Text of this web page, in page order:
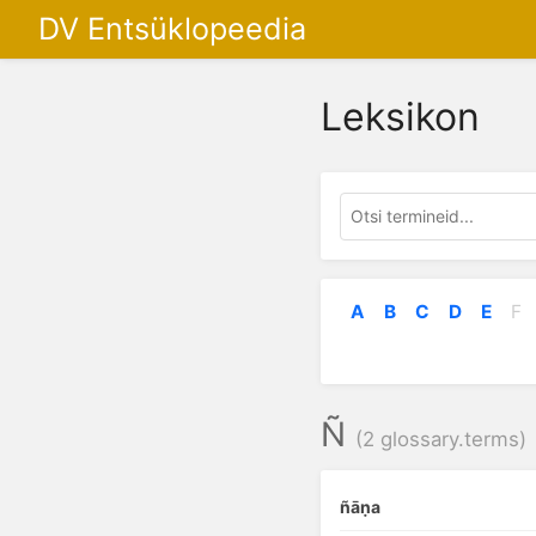
DV Entsüklopeedia
Leksikon
A B C D E F
Ñ (2 glossary.terms)
ñāṇa